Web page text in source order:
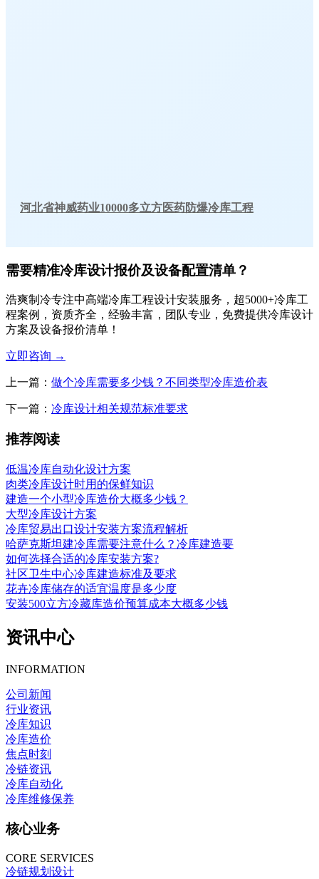
河北省神威药业10000多立方医药防爆冷库工程
需要精准冷库设计报价及设备配置清单？
浩爽制冷专注中高端冷库工程设计安装服务，超5000+冷库工
程案例，资质齐全，经验丰富，团队专业，免费提供冷库设计
方案及设备报价清单！
立即咨询 →
上一篇： 做个冷库需要多少钱？不同类型冷库造价表
下一篇： 冷库设计相关规范标准要求
推荐阅读
低温冷库自动化设计方案
肉类冷库设计时用的保鲜知识
建造一个小型冷库造价大概多少钱？
大型冷库设计方案
冷库贸易出口设计安装方案流程解析
哈萨克斯坦建冷库需要注意什么？冷库建造要
如何选择合适的冷库安装方案?
社区卫生中心冷库建造标准及要求
花卉冷库储存的适宜温度是多少度
安装500立方冷藏库造价预算成本大概多少钱
资讯中心
INFORMATION
公司新闻
行业资讯
冷库知识
冷库造价
焦点时刻
冷链资讯
冷库自动化
冷库维修保养
核心业务
CORE SERVICES
冷链规划设计